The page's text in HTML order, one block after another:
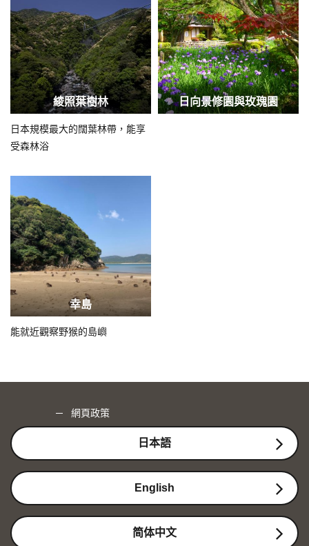
綾照葉樹林
日本規模最大的闊葉林帶，能享
受森林浴
日向景修園與玫瑰園
幸島
能就近觀察野猴的島嶼
網頁政策
日本語
English
简体中文